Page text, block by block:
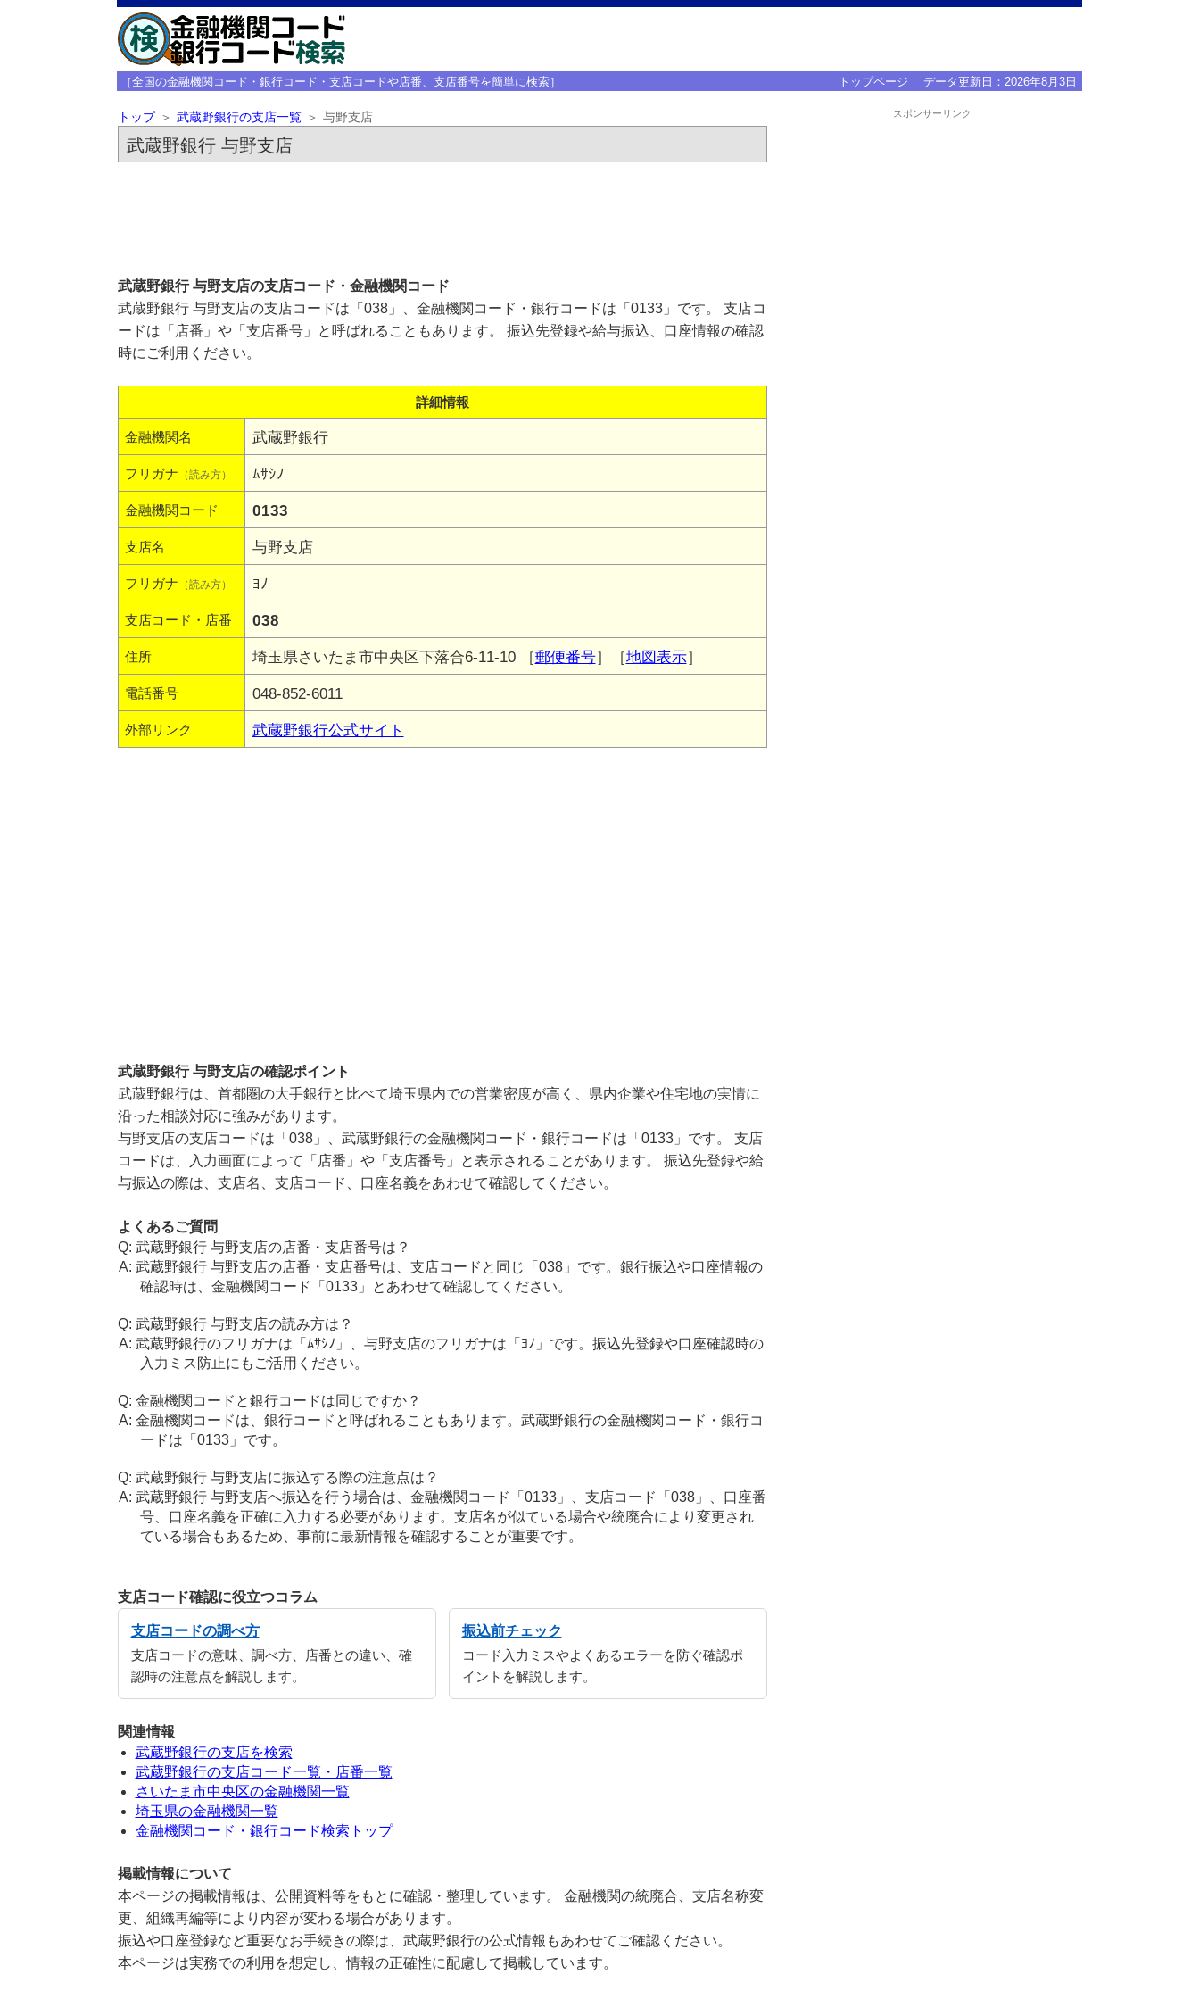
［全国の金融機関コード・銀行コード・支店コードや店番、支店番号を簡単に検索］ トップページ データ更新日： 2026年8月3日
トップ 武蔵野銀行の支店一覧 与野支店
武蔵野銀行 与野支店
武蔵野銀行 与野支店の支店コード・金融機関コード
武蔵野銀行 与野支店の支店コードは「038」、金融機関コード・銀行コードは「0133」です。 支店コ
ードは「店番」や「支店番号」と呼ばれることもあります。 振込先登録や給与振込、口座情報の確認
時にご利用ください。
詳細情報
金融機関名 武蔵野銀行
フリガナ （読み方） ﾑｻｼﾉ
金融機関コード 0133
支店名 与野支店
フリガナ （読み方） ﾖﾉ
支店コード・店番 038
住所 埼玉県さいたま市中央区下落合6-11-10 ［郵便番号］［地図表示］
電話番号 048-852-6011
外部リンク 武蔵野銀行公式サイト
武蔵野銀行 与野支店の確認ポイント
武蔵野銀行は、首都圏の大手銀行と比べて埼玉県内での営業密度が高く、県内企業や住宅地の実情に
沿った相談対応に強みがあります。
与野支店の支店コードは「038」、武蔵野銀行の金融機関コード・銀行コードは「0133」です。 支店
コードは、入力画面によって「店番」や「支店番号」と表示されることがあります。 振込先登録や給
与振込の際は、支店名、支店コード、口座名義をあわせて確認してください。
よくあるご質問
武蔵野銀行 与野支店の店番・支店番号は？
武蔵野銀行 与野支店の店番・支店番号は、支店コードと同じ「038」です。銀行振込や口座情報の
確認時は、金融機関コード「0133」とあわせて確認してください。
武蔵野銀行 与野支店の読み方は？
武蔵野銀行のフリガナは「ﾑｻｼﾉ」、与野支店のフリガナは「ﾖﾉ」です。振込先登録や口座確認時の
入力ミス防止にもご活用ください。
金融機関コードと銀行コードは同じですか？
金融機関コードは、銀行コードと呼ばれることもあります。武蔵野銀行の金融機関コード・銀行コ
ードは「0133」です。
武蔵野銀行 与野支店に振込する際の注意点は？
武蔵野銀行 与野支店へ振込を行う場合は、金融機関コード「0133」、支店コード「038」、口座番
号、口座名義を正確に入力する必要があります。支店名が似ている場合や統廃合により変更され
ている場合もあるため、事前に最新情報を確認することが重要です。
支店コード確認に役立つコラム
支店コードの調べ方
支店コードの意味、調べ方、店番との違い、確
認時の注意点を解説します。
振込前チェック
コード入力ミスやよくあるエラーを防ぐ確認ポ
イントを解説します。
関連情報
武蔵野銀行の支店を検索
武蔵野銀行の支店コード一覧・店番一覧
さいたま市中央区の金融機関一覧
埼玉県の金融機関一覧
金融機関コード・銀行コード検索トップ
掲載情報について
本ページの掲載情報は、公開資料等をもとに確認・整理しています。 金融機関の統廃合、支店名称変
更、組織再編等により内容が変わる場合があります。
振込や口座登録など重要なお手続きの際は、武蔵野銀行の公式情報もあわせてご確認ください。
本ページは実務での利用を想定し、情報の正確性に配慮して掲載しています。
スポンサーリンク